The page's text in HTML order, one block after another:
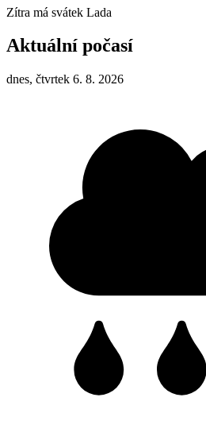
Zítra má svátek Lada
Aktuální počasí
dnes, čtvrtek 6. 8. 2026